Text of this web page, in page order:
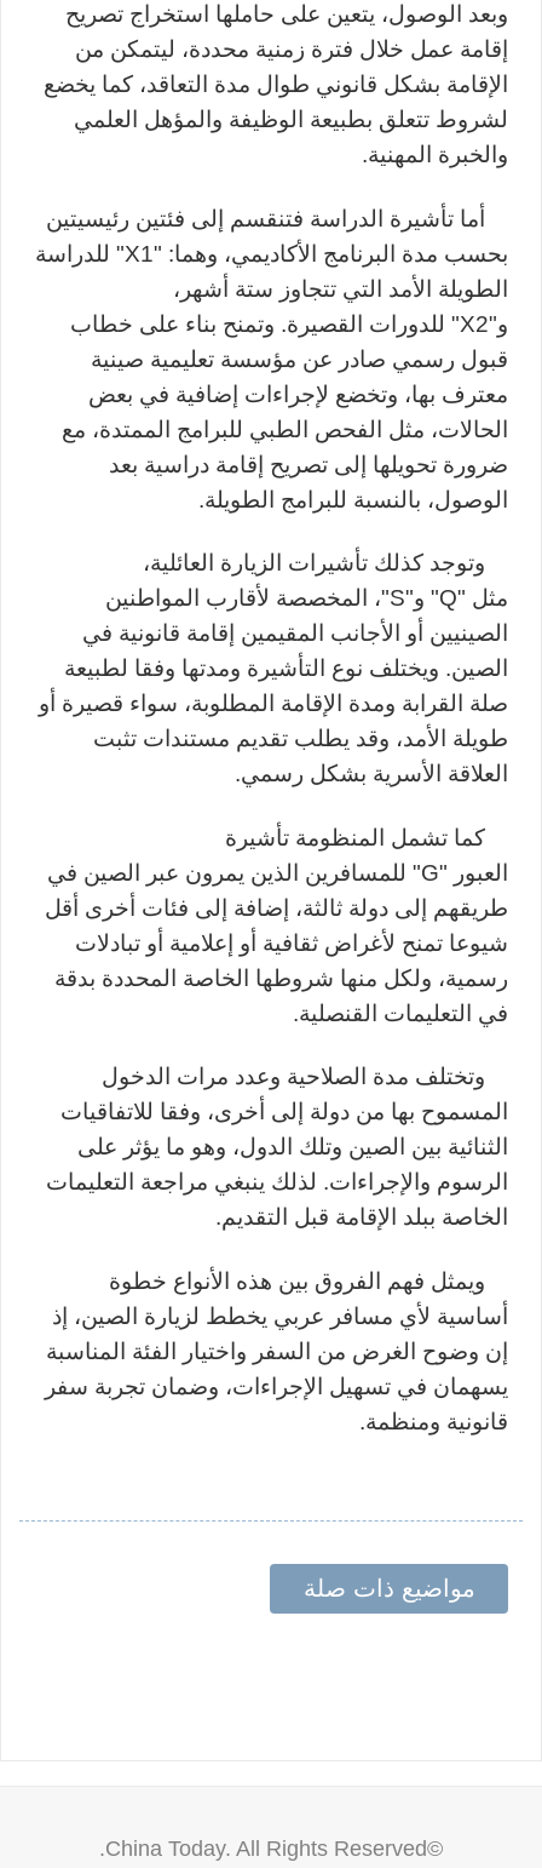
وبعد الوصول، يتعين على حاملها استخراج تصريح
إقامة عمل خلال فترة زمنية محددة، ليتمكن من
الإقامة بشكل قانوني طوال مدة التعاقد، كما يخضع
لشروط تتعلق بطبيعة الوظيفة والمؤهل العلمي
والخبرة المهنية.
أما تأشيرة الدراسة فتنقسم إلى فئتين رئيسيتين
بحسب مدة البرنامج الأكاديمي، وهما: "X1" للدراسة
الطويلة الأمد التي تتجاوز ستة أشهر،
و"X2
" للدورات القصيرة. وتمنح بناء على خطاب
قبول رسمي صادر عن مؤسسة تعليمية صينية
معترف بها، وتخضع لإجراءات إضافية في بعض
الحالات، مثل الفحص الطبي للبرامج الممتدة، مع
ضرورة تحويلها إلى تصريح إقامة دراسية بعد
الوصول، بالنسبة للبرامج الطويلة.
وتوجد كذلك تأشيرات الزيارة العائلية،
مثل "
Q
" و"S"، المخصصة لأقارب المواطنين
الصينيين أو الأجانب المقيمين إقامة قانونية في
الصين. ويختلف نوع التأشيرة ومدتها وفقا لطبيعة
صلة القرابة ومدة الإقامة المطلوبة، سواء قصيرة أو
طويلة الأمد، وقد يطلب تقديم مستندات تثبت
العلاقة الأسرية بشكل رسمي.
كما تشمل المنظومة تأشيرة
العبور "
G
" للمسافرين الذين يمرون عبر الصين في
طريقهم إلى دولة ثالثة، إضافة إلى فئات أخرى أقل
شيوعا تمنح لأغراض ثقافية أو إعلامية أو تبادلات
رسمية، ولكل منها شروطها الخاصة المحددة بدقة
في التعليمات القنصلية.
وتختلف مدة الصلاحية وعدد مرات الدخول
المسموح بها من دولة إلى أخرى، وفقا للاتفاقيات
الثنائية بين الصين وتلك الدول، وهو ما يؤثر على
الرسوم والإجراءات. لذلك ينبغي مراجعة التعليمات
الخاصة ببلد الإقامة قبل التقديم.
ويمثل فهم الفروق بين هذه الأنواع خطوة
أساسية لأي مسافر عربي يخطط لزيارة الصين، إذ
إن وضوح الغرض من السفر واختيار الفئة المناسبة
يسهمان في تسهيل الإجراءات، وضمان تجربة سفر
قانونية ومنظمة.
مواضيع ذات صلة
©China Today. All Rights Reserved.